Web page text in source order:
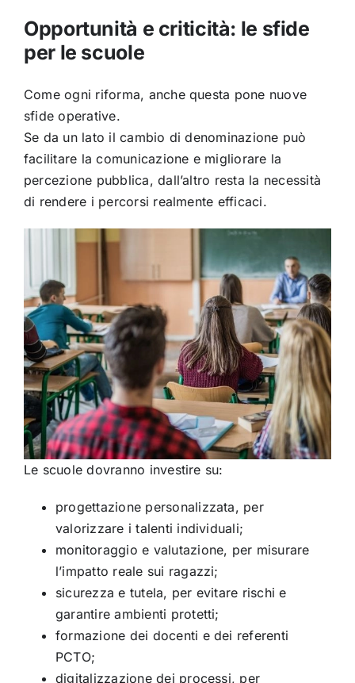
Opportunità e criticità: le sfide
per le scuole
Come ogni riforma, anche questa pone nuove
sfide operative.
Se da un lato il cambio di denominazione può
facilitare la comunicazione e migliorare la
percezione pubblica, dall’altro resta la necessità
di rendere i percorsi realmente efficaci.
Le scuole dovranno investire su:
progettazione personalizzata, per
valorizzare i talenti individuali;
monitoraggio e valutazione, per misurare
l’impatto reale sui ragazzi;
sicurezza e tutela, per evitare rischi e
garantire ambienti protetti;
formazione dei docenti e dei referenti
PCTO;
digitalizzazione dei processi, per